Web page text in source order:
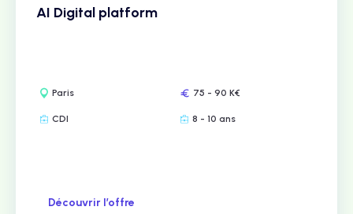
AI Digital platform
Paris 75 - 90 K€
CDI 8 - 10 ans
Découvrir l’offre